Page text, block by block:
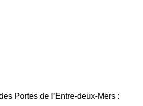
Portes de l’Entre-deux-Mers :